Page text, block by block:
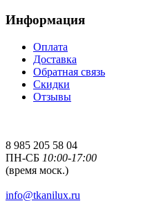
Информация
Оплата
Доставка
Обратная связь
Скидки
Отзывы
8 985 205 58 04
ПН-СБ 10:00-17:00
(время моск.)
info@tkanilux.ru